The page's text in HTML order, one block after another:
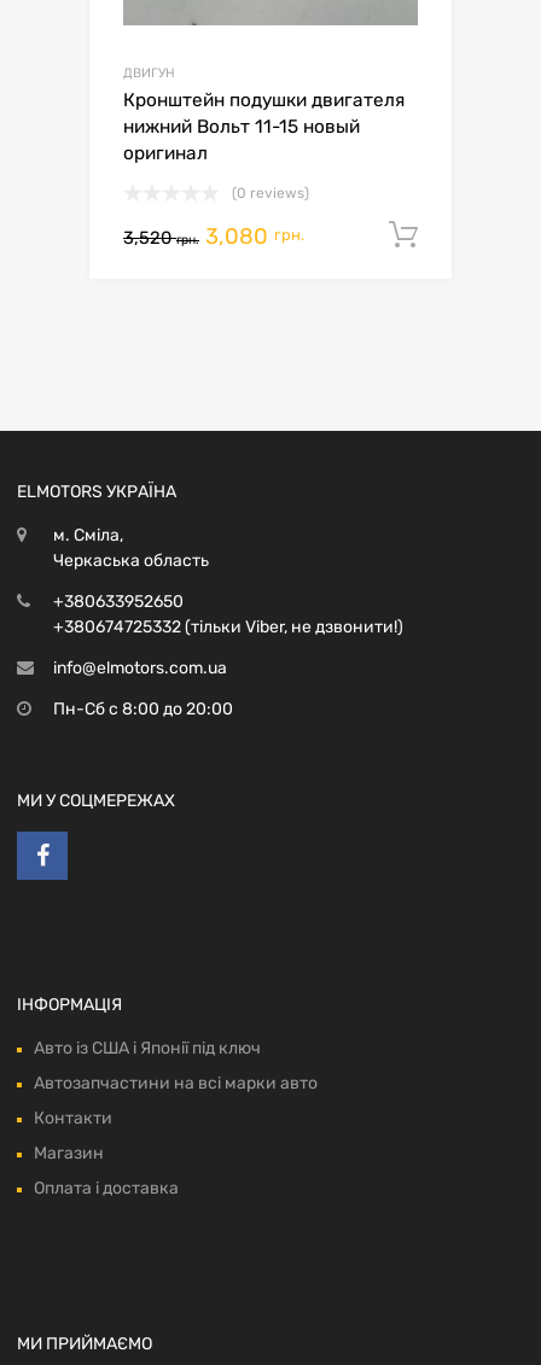
ДВИГУН
Кронштейн подушки двигателя
нижний Вольт 11-15 новый
оригинал
(0 reviews)
3,520грн. 3,080 грн.
ELMOTORS УКРАЇНА
м. Сміла,
Черкаська область
+380633952650
+380674725332 (тільки Viber, не дзвонити!)
info@elmotors.com.ua
Пн-Сб с 8:00 до 20:00
МИ У СОЦМЕРЕЖАХ
ІНФОРМАЦІЯ
Авто із США і Японії під ключ
Автозапчастини на всі марки авто
Контакти
Магазин
Оплата і доставка
МИ ПРИЙМАЄМО